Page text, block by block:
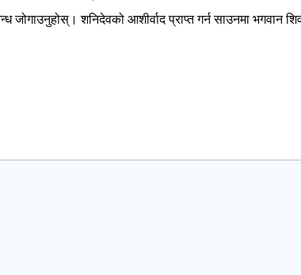
जोगाउनुहोस्। शनिदेवको आशीर्वाद प्राप्त गर्न साउनमा भगवान